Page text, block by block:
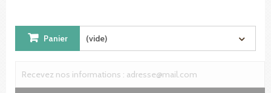
Panier (vide)